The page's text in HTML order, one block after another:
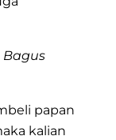
Bagus
papan
kalian